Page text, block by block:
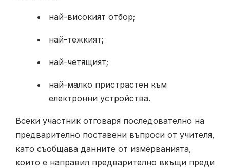
най-високият отбор;
най-тежкият;
най-четящият;
най-малко пристрастен към
електронни устройства.
Всеки участник отговаря последователно на
предварително поставени въпроси от учителя,
като съобщава данните от измерванията,
които е направил предварително вкъщи преди